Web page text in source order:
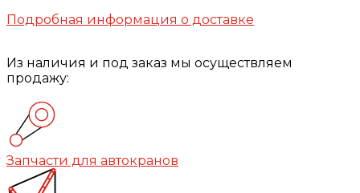
Подробная информация о доставке
Из наличия и под заказ мы осуществляем
продажу:
Запчасти для автокранов